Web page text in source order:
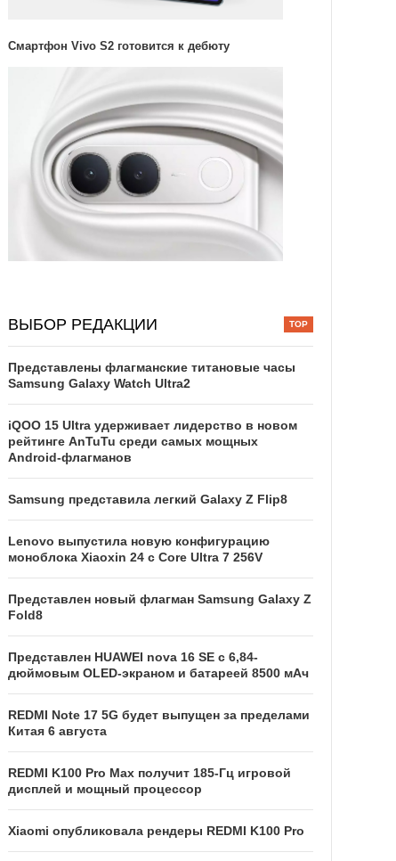
Смартфон Vivo S2 готовится к дебюту
ВЫБОР РЕДАКЦИИ
Представлены флагманские титановые часы
Samsung Galaxy Watch Ultra2
iQOO 15 Ultra удерживает лидерство в новом
рейтинге AnTuTu среди самых мощных
Android-флагманов
Samsung представила легкий Galaxy Z Flip8
Lenovo выпустила новую конфигурацию
моноблока Xiaoxin 24 с Core Ultra 7 256V
Представлен новый флагман Samsung Galaxy Z
Fold8
Представлен HUAWEI nova 16 SE с 6,84-
дюймовым OLED-экраном и батареей 8500 мАч
REDMI Note 17 5G будет выпущен за пределами
Китая 6 августа
REDMI K100 Pro Max получит 185-Гц игровой
дисплей и мощный процессор
Xiaomi опубликовала рендеры REDMI K100 Pro